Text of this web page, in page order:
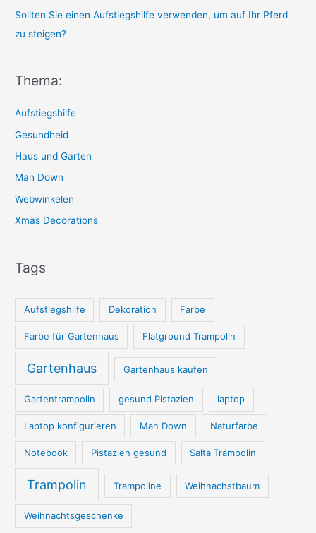
Sollten Sie einen Aufstiegshilfe verwenden, um auf Ihr Pferd
zu steigen?
Thema:
Aufstiegshilfe
Gesundheid
Haus und Garten
Man Down
Webwinkelen
Xmas Decorations
Tags
Aufstiegshilfe Dekoration Farbe
Farbe für Gartenhaus Flatground Trampolin
Gartenhaus Gartenhaus kaufen
Gartentrampolin gesund Pistazien laptop
Laptop konfigurieren Man Down Naturfarbe
Notebook Pistazien gesund Salta Trampolin
Trampolin Trampoline Weihnachstbaum
Weihnachtsgeschenke